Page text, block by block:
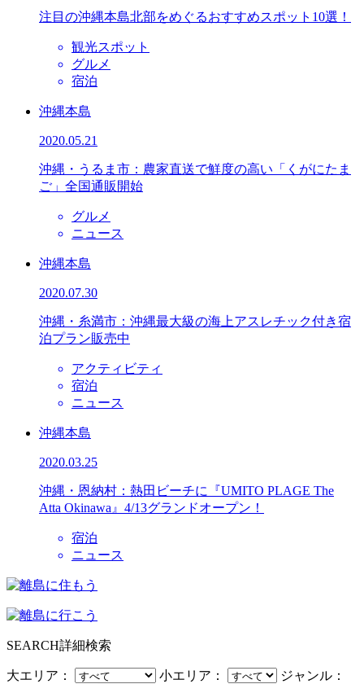
注目の沖縄本島北部をめぐるおすすめスポット10選！
観光スポット
グルメ
宿泊
沖縄本島
2020.05.21
沖縄・うるま市：農家直送で鮮度の高い「くがにたま
ご」全国通販開始
グルメ
ニュース
沖縄本島
2020.07.30
沖縄・糸満市：沖縄最大級の海上アスレチック付き宿
泊プラン販売中
アクティビティ
宿泊
ニュース
沖縄本島
2020.03.25
沖縄・恩納村：熱田ビーチに『UMITO PLAGE The
Atta Okinawa』4/13グランドオープン！
宿泊
ニュース
SEARCH詳細検索
大エリア： 小エリア：
ジャンル：